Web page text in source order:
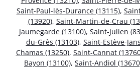
Saint-Paul-lès-Durance (13115),
(13920), Saint-Martin-de-Crau
Jaumegarde (13100), Saint-Julien
du-Grès (13103), Saint-Estève-
Chamas (13250), Saint-Cannat
Bayon (13100), Saint-Andiol